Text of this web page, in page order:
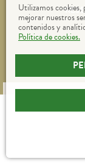
Utilizamos
mejorar nuestros
contenidos y
Política de cookies.